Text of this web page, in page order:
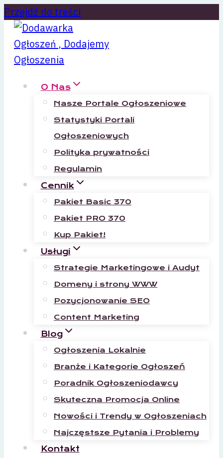
Przejdź do treści
O Nas
Nasze Portale Ogłoszeniowe
Statystyki Portali
Ogłoszeniowych
Polityka prywatności
Regulamin
Cennik
Pakiet Basic 370
Pakiet PRO 370
Kup Pakiet!
Usługi
Strategie Marketingowe i Audyt
Domeny i strony WWW
Pozycjonowanie SEO
Content Marketing
Blog
Ogłoszenia Lokalnie
Branże i Kategorie Ogłoszeń
Poradnik Ogłoszeniodawcy
Skuteczna Promocja Online
Nowości i Trendy w Ogłoszeniach
Najczęstsze Pytania i Problemy
Kontakt